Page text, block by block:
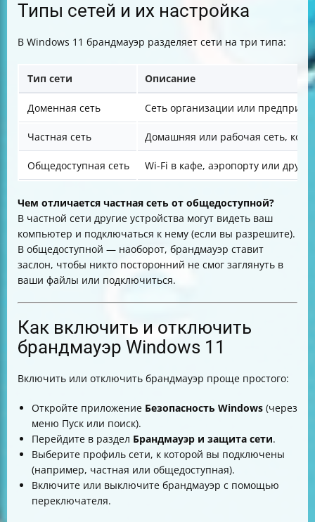
Типы сетей и их настройка
В Windows 11 брандмауэр разделяет сети на три типа:
Тип сети Описание
Доменная сеть Сеть организации или
Частная сеть Домашняя или рабочая сеть,
Общедоступная сеть Wi-Fi в кафе, аэропорту или
Чем отличается частная сеть от общедоступной?
В частной сети другие устройства могут видеть ваш
компьютер и подключаться к нему (если вы разрешите).
В общедоступной — наоборот, брандмауэр ставит
заслон, чтобы никто посторонний не смог заглянуть в
ваши файлы или подключиться.
Как включить и отключить
брандмауэр Windows 11
Включить или отключить брандмауэр проще простого:
Откройте приложение Безопасность Windows (через
меню Пуск или поиск).
Перейдите в раздел Брандмауэр и защита сети.
Выберите профиль сети, к которой вы подключены
(например, частная или общедоступная).
Включите или выключите брандмауэр с помощью
переключателя.